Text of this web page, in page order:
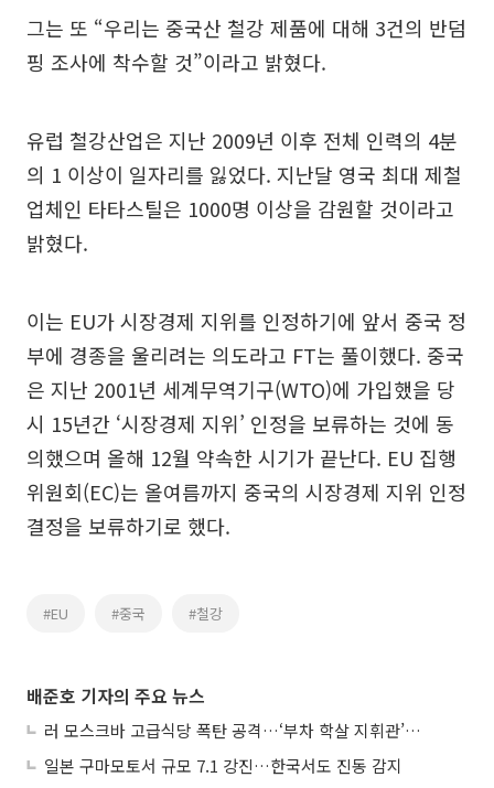
그는 또 “우리는 중국산 철강 제품에 대해 3건의 반덤
핑 조사에 착수할 것”이라고 밝혔다.
유럽 철강산업은 지난 2009년 이후 전체 인력의 4분
의 1 이상이 일자리를 잃었다. 지난달 영국 최대 제철
업체인 타타스틸은 1000명 이상을 감원할 것이라고
밝혔다.
이는 EU가 시장경제 지위를 인정하기에 앞서 중국 정
부에 경종을 울리려는 의도라고 FT는 풀이했다. 중국
은 지난 2001년 세계무역기구(WTO)에 가입했을 당
시 15년간 ‘시장경제 지위’ 인정을 보류하는 것에 동
의했으며 올해 12월 약속한 시기가 끝난다. EU 집행
위원회(EC)는 올여름까지 중국의 시장경제 지위 인정
결정을 보류하기로 했다.
#EU #중국 #철강
배준호 기자의 주요 뉴스
러 모스크바 고급식당 폭탄 공격…‘부차 학살 지휘관’ 노렸나
일본 구마모토서 규모 7.1 강진…한국서도 진동 감지